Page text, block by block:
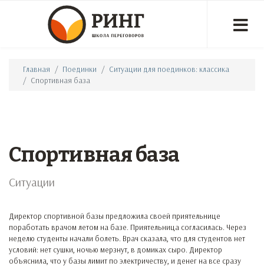
Главная Поединки
Ситуации для поединков: классика
Спортивная база
Спортивная база
Ситуации
Директор спортивной базы предложила своей приятельнице
поработать врачом летом на базе. Приятельница согласилась. Через
неделю студенты начали болеть. Врач сказала, что для студентов нет
условий: нет сушки, ночью мерзнут, в домиках сыро. Директор
объяснила, что у базы лимит по электричеству, и денег на все сразу